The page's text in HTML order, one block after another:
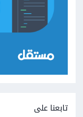
تابعنا على